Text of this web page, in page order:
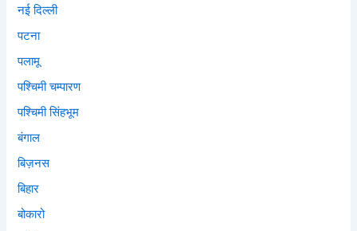
नई दिल्ली
पटना
पलामू
पश्चिमी चम्पारण
पश्चिमी सिंहभूम
बंगाल
बिज़नस
बिहार
बोकारो